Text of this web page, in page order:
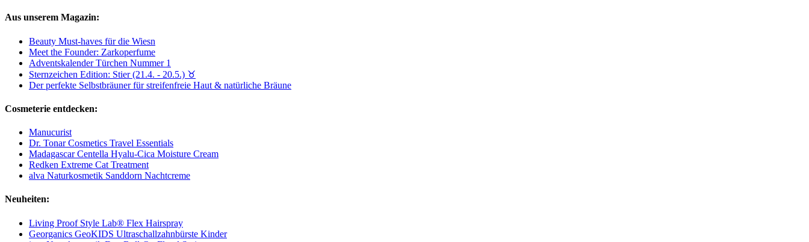
Aus unserem Magazin:
Beauty Must-haves für die Wiesn
Meet the Founder: Zarkoperfume
Adventskalender Türchen Nummer 1
Sternzeichen Edition: Stier (21.4. - 20.5.) ♉︎
Der perfekte Selbstbräuner für streifenfreie Haut & natürliche Bräune
Cosmeterie entdecken:
Manucurist
Dr. Tonar Cosmetics Travel Essentials
Madagascar Centella Hyalu-Cica Moisture Cream
Redken Extreme Cat Treatment
alva Naturkosmetik Sanddorn Nachtcreme
Neuheiten:
Living Proof Style Lab® Flex Hairspray
Georganics GeoKIDS Ultraschallzahnbürste Kinder